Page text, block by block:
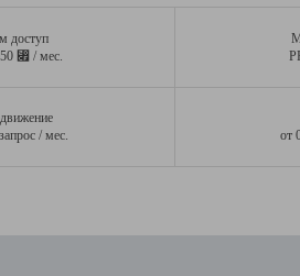
доступ
⃏ / мес.
/ мес.
от